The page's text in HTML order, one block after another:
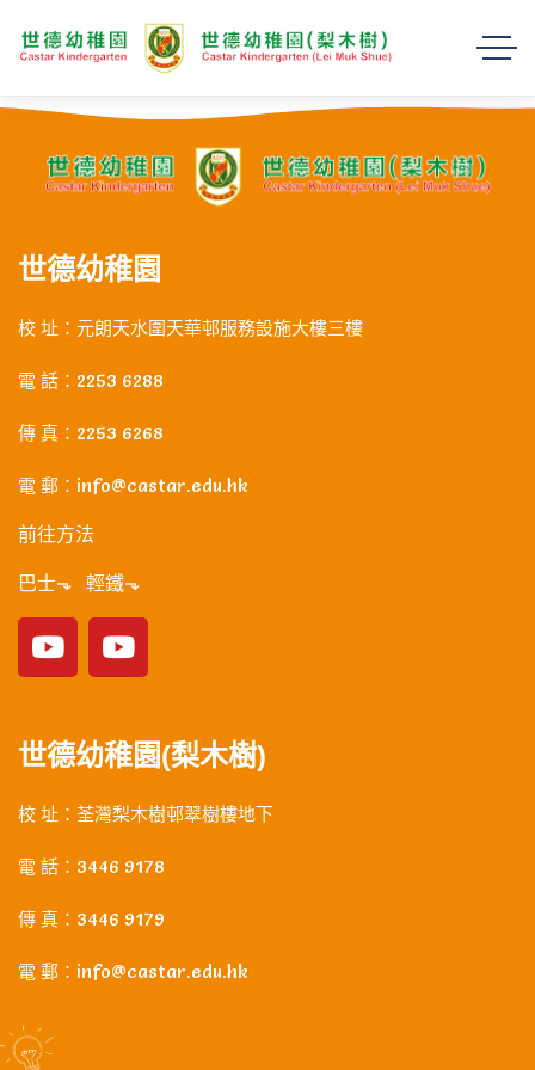
世德幼稚園
校 址：元朗天水圍天華邨服務設施大樓三樓
電 話：2253 6288
傳 真：2253 6268
電 郵：info@castar.edu.hk
前往方法
巴士⬎ 輕鐵⬎
世德幼稚園(梨木樹)
校 址：荃灣梨木樹邨翠樹樓地下
電 話：3446 9178
傳 真：3446 9179
電 郵：info@castar.edu.hk